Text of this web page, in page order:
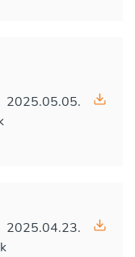
2025.05.05.
2025.04.23.